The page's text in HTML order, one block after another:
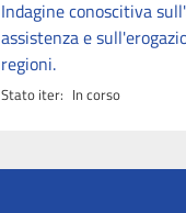
Indagine conoscitiva
assistenza e
regioni.
Stato iter: In corso